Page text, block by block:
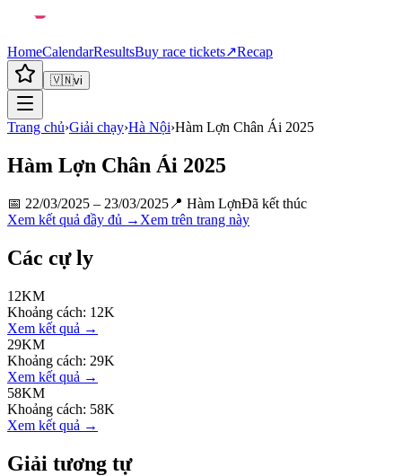
HomeCalendarResultsBuy race tickets↗Recap
🇻🇳vi
Trang chủ›Giải chạy›Hà Nội›Hàm Lợn Chân Ái 2025
Hàm Lợn Chân Ái 2025
📅 22/03/2025 – 23/03/2025 📍 Hàm LợnĐã kết thúc
Xem kết quả đầy đủ → Xem trên trang này
Các cự ly
12KM
Khoảng cách: 12K
Xem kết quả →
29KM
Khoảng cách: 29K
Xem kết quả →
58KM
Khoảng cách: 58K
Xem kết quả →
Giải tương tự